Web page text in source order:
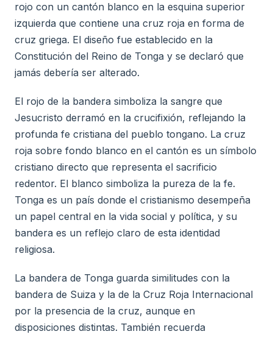
rojo con un cantón blanco en la esquina superior
izquierda que contiene una cruz roja en forma de
cruz griega. El diseño fue establecido en la
Constitución del Reino de Tonga y se declaró que
jamás debería ser alterado.
El rojo de la bandera simboliza la sangre que
Jesucristo derramó en la crucifixión, reflejando la
profunda fe cristiana del pueblo tongano. La cruz
roja sobre fondo blanco en el cantón es un símbolo
cristiano directo que representa el sacrificio
redentor. El blanco simboliza la pureza de la fe.
Tonga es un país donde el cristianismo desempeña
un papel central en la vida social y política, y su
bandera es un reflejo claro de esta identidad
religiosa.
La bandera de Tonga guarda similitudes con la
bandera de Suiza y la de la Cruz Roja Internacional
por la presencia de la cruz, aunque en
disposiciones distintas. También recuerda